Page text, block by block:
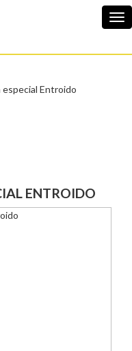
Entroido
ENTROIDO